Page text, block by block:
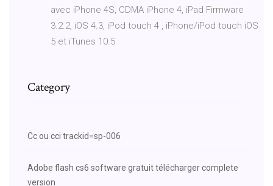
avec iPhone 4S, CDMA iPhone 4, iPad Firmware
3.2.2, iOS 4.3, iPod touch 4 , iPhone/iPod touch iOS
5 et iTunes 10.5
Category
Cc ou cci trackid=sp-006
Adobe flash cs6 software gratuit télécharger complete
version